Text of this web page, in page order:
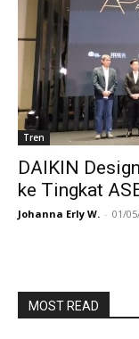
Tren
DAIKIN
ke Tingkat
Johanna Erly W. - 01/
MOST READ